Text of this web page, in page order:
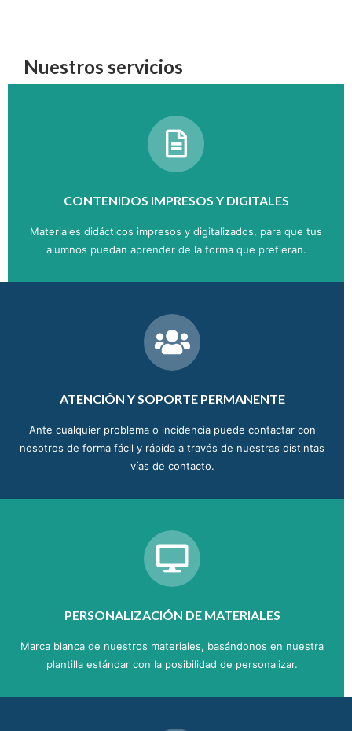
Nuestros servicios
CONTENIDOS IMPRESOS Y DIGITALES
Materiales didácticos impresos y digitalizados, para que tus
alumnos puedan aprender de la forma que prefieran.
ATENCIÓN Y SOPORTE PERMANENTE
Ante cualquier problema o incidencia puede contactar con
nosotros de forma fácil y rápida a través de nuestras distintas
vías de contacto.
PERSONALIZACIÓN DE MATERIALES
Marca blanca de nuestros materiales, basándonos en nuestra
plantilla estándar con la posibilidad de personalizar.